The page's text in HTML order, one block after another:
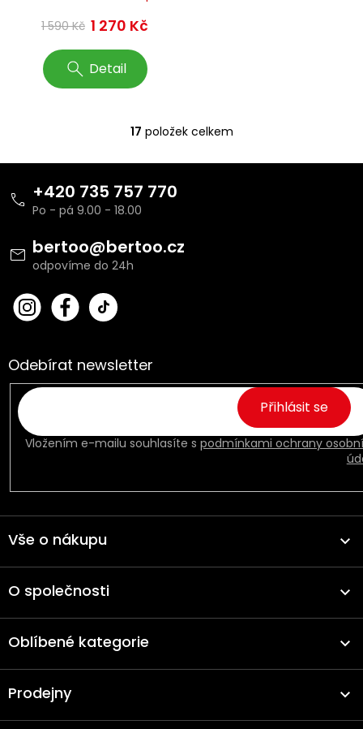
1 590 Kč 1 270 Kč
Detail
O
l
í
i
17 položek celkem
Z
bertoo@bertoo.cz
+420 735 757 770
bert
oo_
Fac
ebo
Odebírat newsletter
Vložením e-mailu souhlasíte s podmínkami ochrany
Přihlásit se
Vše o nákupu
O společnosti
Oblíbené kategorie
Prodejny